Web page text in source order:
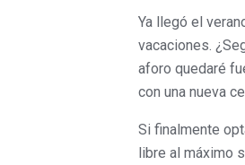
Ya llegó el
vacaciones.
aforo quedaré
con una nueva
Si finalmente
libre al máximo